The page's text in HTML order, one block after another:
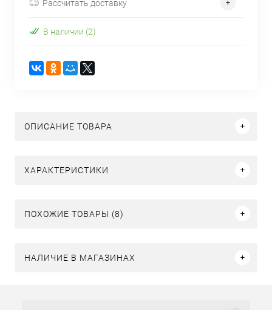
Рассчитать доставку
В наличии (2)
ОПИСАНИЕ ТОВАРА
ХАРАКТЕРИСТИКИ
ПОХОЖИЕ ТОВАРЫ (8)
НАЛИЧИЕ В МАГАЗИНАХ